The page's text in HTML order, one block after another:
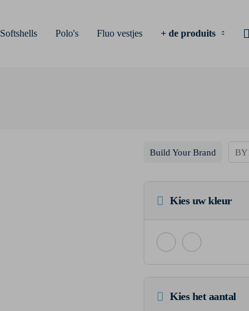
Softshells Polo's Fluo vestjes + de produits
Build Your Brand
Kies uw kleur
Kies het aantal